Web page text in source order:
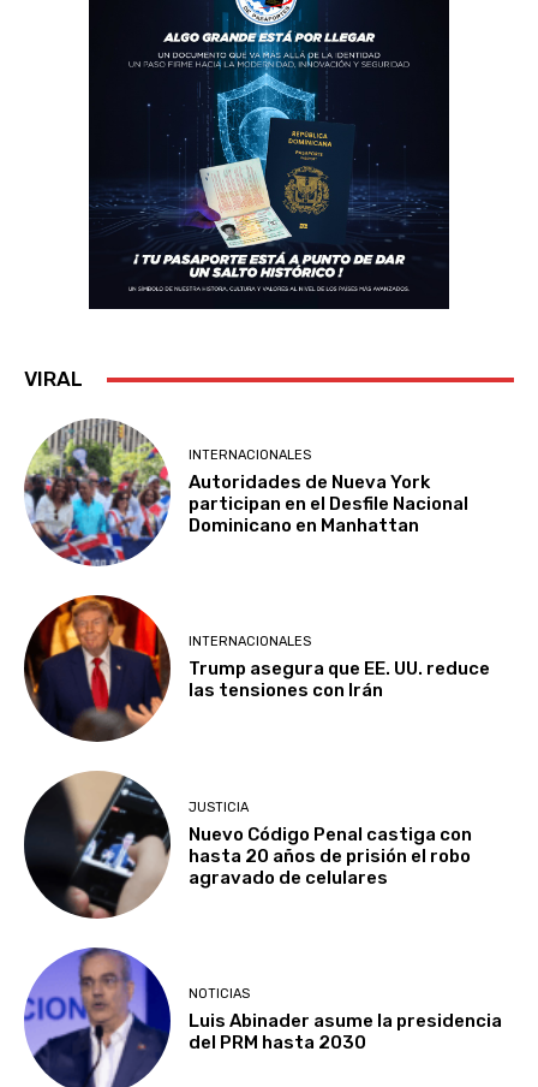
VIRAL
INTERNACIONALES
Autoridades de Nueva York
participan en el Desfile Nacional
Dominicano en Manhattan
INTERNACIONALES
Trump asegura que EE. UU. reduce
las tensiones con Irán
JUSTICIA
Nuevo Código Penal castiga con
hasta 20 años de prisión el robo
agravado de celulares
NOTICIAS
Luis Abinader asume la presidencia
del PRM hasta 2030